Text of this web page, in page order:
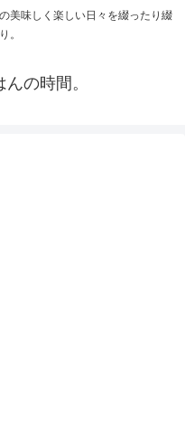
美味しく楽しい日々を綴ったり綴
。
の時間。